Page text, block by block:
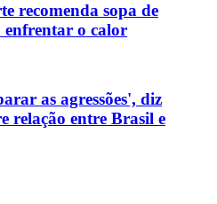
recomenda sopa de
o calor
as agressões', diz
relação entre Brasil e